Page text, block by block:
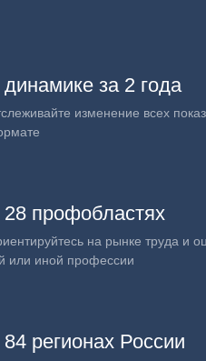
за 2 года
изменение всех
профобластях
на рынке труда и
или иной профессии
регионах России